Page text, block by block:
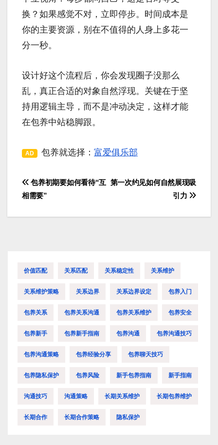
换？如果感觉不对，立即停步。时间成本是
你的主要资源，别在不值得的人身上多花一
分一秒。
设计好这个流程后，你会发现圈子没那么
乱，真正合适的对象自然浮现。关键在于坚
持用逻辑主导，而不是冲动决定，这样才能
在包养中站稳脚跟。
AD 包养就选择： 富爱俱乐部
文
导
第一次约见如何自然展现吸
引力
包养初期要如何看待“互
相需要”
价值匹配 关系匹配 关系稳定性 关系维护
关系维护策略 关系边界 关系边界设定 包养入门
包养关系 包养关系沟通 包养关系维护 包养安全
包养新手 包养新手指南 包养沟通 包养沟通技巧
包养沟通策略 包养经验分享 包养聊天技巧
包养隐私保护 包养风险 新手包养指南 新手指南
沟通技巧 沟通策略 长期关系维护 长期包养维护
长期合作 长期合作策略 隐私保护